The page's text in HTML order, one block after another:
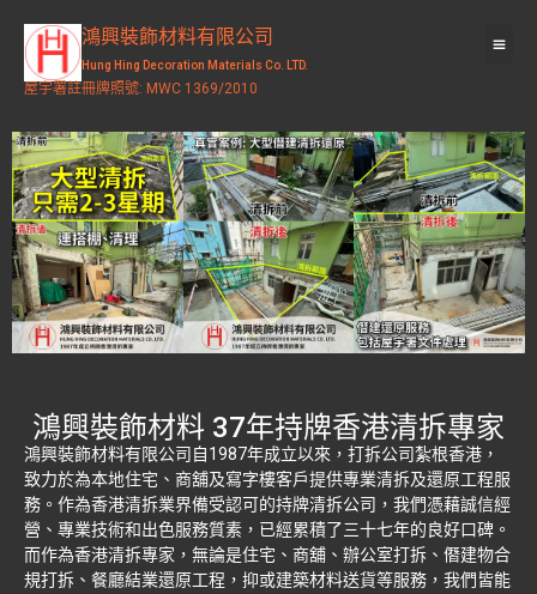
鴻興裝飾材料有限公司
Hung Hing Decoration Materials Co. LTD.
屋宇署註冊牌照號: MWC 1369/2010
鴻興裝飾材料 37年持牌香港清拆專家
鴻興裝飾材料有限公司自1987年成立以來，打拆公司紮根香港，
致力於為本地住宅、商舖及寫字樓客戶提供專業清拆及還原工程服
務。作為香港清拆業界備受認可的持牌清拆公司，我們憑藉誠信經
營、專業技術和出色服務質素，已經累積了三十七年的良好口碑。
而作為香港清拆專家，無論是住宅、商舖、辦公室打拆、僭建物合
規打拆、餐廳結業還原工程，抑或建築材料送貨等服務，我們皆能